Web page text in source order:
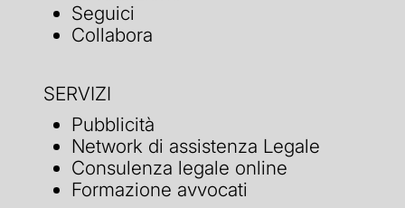
Seguici
Collabora
SERVIZI
Pubblicità
Network di assistenza Legale
Consulenza legale online
Formazione avvocati